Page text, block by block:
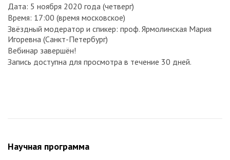
Дата: 5 ноября 2020 года (четверг)
Время: 17:00 (время московское)
Звёздный модератор и спикер: проф. Ярмолинская Мария
Игоревна (Санкт-Петербург)
Вебинар завершён!
Запись доступна для просмотра в течение 30 дней.
Научная программа